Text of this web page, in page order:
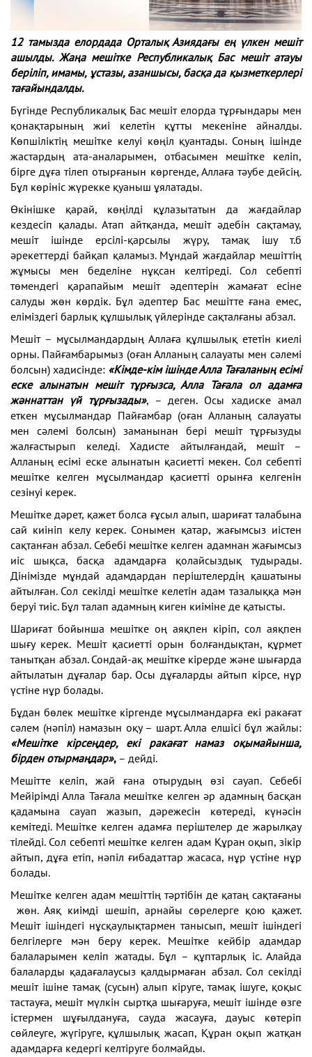
12 тамыздаелордада Орталық Азиядағы ең үлкен мешіт
ашылды. Жаңа мешітке Республикалық Бас мешіт атауы
беріліп, имамы, ұстазы, азаншысы, басқа да қызметкерлері
тағайындалды.
Бүгінде Республикалық Бас мешіт елорда тұрғындары мен
қонақтарының жиі келетін құтты мекеніне айналды.
Көпшіліктің мешітке келуі көңіл қуантады. Соның ішінде
жастардың ата-аналарымен, отбасымен мешітке келіп,
бірге дұға тілеп отырғанын көргенде, Аллаға тәубе дейсің.
Бұл көрініс жүрекке қуаныш ұялатады.
Өкінішке қарай, көңілді құлазытатын да жағдайлар
кездесіп қалады. Атап айтқанда, мешіт әдебін сақтамау,
мешіт ішінде ерсілі-қарсылы жүру, тамақ ішу т.б
әрекеттерді байқап қаламыз. Мұндай жағдайлар мешіттің
жұмысы мен беделіне нұқсан келтіреді. Сол себепті
төмендегі қарапайым мешіт әдептерін жамағат есіне
салуды жөн көрдік. Бұл әдептер Бас мешітте ғана емес,
еліміздегі барлық құлшылық үйлерінде сақталғаны абзал.
Мешіт – мұсылмандардың Аллаға құлшылық ететін киелі
орны. Пайғамбарымыз (оған Алланың салауаты мен сәлемі
болсын) хадисінде: «Кімде-кім ішінде Алла Тағаланың есімі
еске алынатын мешіт тұрғызса, Алла Тағала ол адамға
жәннаттан үй тұрғызады», – деген. Осы хадиске амал
еткен мұсылмандар Пайғамбар (оған Алланың салауаты
мен сәлемі болсын) заманынан бері мешіт тұрғызуды
жалғастырып келеді. Хадисте айтылғандай, мешіт –
Алланың есімі еске алынатын қасиетті мекен. Сол себепті
мешітке келген мұсылмандар қасиетті орынға келгенін
сезінуі керек.
Мешітке дәрет, қажет болса ғұсыл алып, шариғат талабына
сай киініп келу керек. Сонымен қатар, жағымсыз иістен
сақтанған абзал. Себебі мешітке келген адамнан жағымсыз
иіс шықса, басқа адамдарға қолайсыздық тудырады.
Дінімізде мұндай адамдардан періштелердің қашатыны
айтылған. Сол секілді мешітке келетін адам тазалыққа мән
беруі тиіс. Бұл талап адамның киген киіміне де қатысты.
Шариғат бойынша мешітке оң аяқпен кіріп, сол аяқпен
шығу керек. Мешіт қасиетті орын болғандықтан, құрмет
танытқан абзал. Сондай-ақ мешітке кірерде және шығарда
айтылатын дұғалар бар. Осы дұғаларды айтып кірсе, нұр
үстіне нұр болады.
Бұдан бөлек мешітке кіргенде мұсылмандарға екі ракағат
сәлем (нәпіл) намазын оқу – шарт. Алла елшісі бұл жайлы:
«Мешітке кірсеңдер, екі ракағат намаз оқымайынша,
бірден отырмаңдар», – дейді.
Мешітте келіп, жай ғана отырудың өзі сауап. Себебі
Мейірімді Алла Тағала мешітке келген әр адамның басқан
қадамына сауап жазып, дәрежесін көтереді, күнәсін
кемітеді. Мешітке келген адамға періштелер де жарылқау
тілейді. Сол себепті мешітке келген адам Құран оқып, зікір
айтып, дұға етіп, нәпіл ғибадаттар жасаса, нұр үстіне нұр
болады.
Мешітке келген адам мешіттің тәртібін де қатаң сақтағаны
жөн. Аяқ киімді шешіп, арнайы сөрелерге қою қажет.
Мешіт ішіндегі нұсқаулықтармен танысып, мешіт ішіндегі
белгілерге мән беру керек. Мешітке кейбір адамдар
балаларымен келіп жатады. Бұл – құптарлық іс. Алайда
балаларды қадағалаусыз қалдырмаған абзал. Сол секілді
мешіт ішіне тамақ (сусын) алып кіруге, тамақ ішуге, қоқыс
тастауға, мешіт мүлкін сыртқа шығаруға, мешіт ішінде өзге
істермен шұғылдануға, сауда жасауға, дауыс көтеріп
сөйлеуге, жүгіруге, құлшылық жасап, Құран оқып жатқан
адамдарға кедергі келтіруге болмайды.